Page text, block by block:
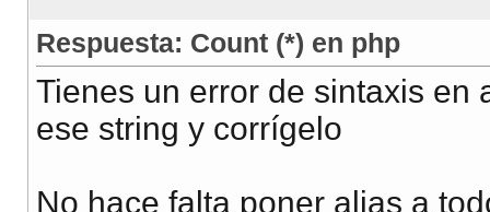
Respuesta: Count (*) en php
Tienes un error de sintaxis en
ese string y corrígelo
No hace falta poner alias a